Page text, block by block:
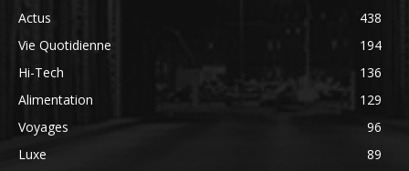
Actus
438
Vie Quotidienne
194
Hi-Tech
136
Alimentation
129
Voyages
96
Luxe
89